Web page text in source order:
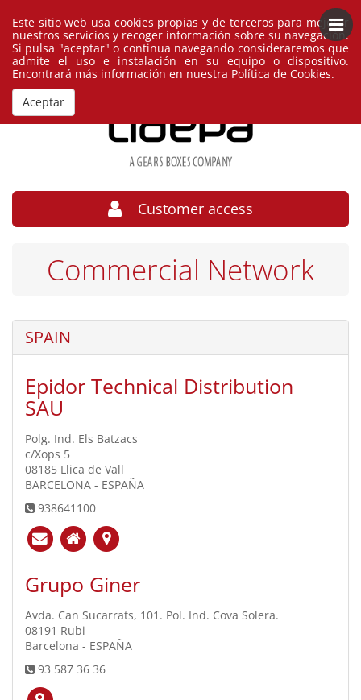
English España
Customer access
Commercial Network
SPAIN
Epidor Technical Distribution
SAU
Polg. Ind. Els Batzacs
c/Xops 5
08185 Llica de Vall
BARCELONA - ESPAÑA
938641100
Grupo Giner
Avda. Can Sucarrats, 101. Pol. Ind. Cova Solera.
08191 Rubi
Barcelona - ESPAÑA
93 587 36 36
Este sitio web usa cookies propias y de terceros para mejorar
nuestros servicios y recoger información sobre su navegación.
Si pulsa "aceptar" o continua navegando consideraremos que
admite el uso e instalación en su equipo o dispositivo.
Encontrará más información en nuestra Política de Cookies.
Aceptar